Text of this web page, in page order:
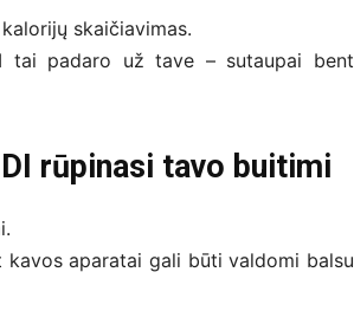
skaičiavimas.
tai padaro už tave – sutaupai bent
rūpinasi tavo buitimi
kavos aparatai gali būti valdomi balsu